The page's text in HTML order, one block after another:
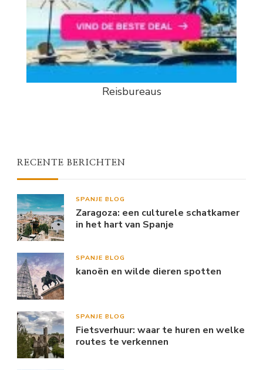
Reisbureaus
RECENTE BERICHTEN
SPANJE BLOG
Zaragoza: een culturele schatkamer
in het hart van Spanje
SPANJE BLOG
kanoën en wilde dieren spotten
SPANJE BLOG
Fietsverhuur: waar te huren en welke
routes te verkennen